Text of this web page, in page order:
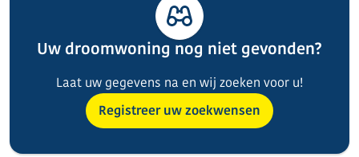
Uw droomwoning nog niet gevonden?
Laat uw gegevens na en wij zoeken voor u!
Registreer uw zoekwensen